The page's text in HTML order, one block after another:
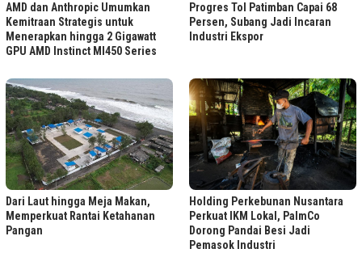
AMD dan Anthropic Umumkan
Kemitraan Strategis untuk
Menerapkan hingga 2 Gigawatt
GPU AMD Instinct MI450 Series
Progres Tol Patimban Capai 68
Persen, Subang Jadi Incaran
Industri Ekspor
Dari Laut hingga Meja Makan,
Memperkuat Rantai Ketahanan
Pangan
Holding Perkebunan Nusantara
Perkuat IKM Lokal, PalmCo
Dorong Pandai Besi Jadi
Pemasok Industri